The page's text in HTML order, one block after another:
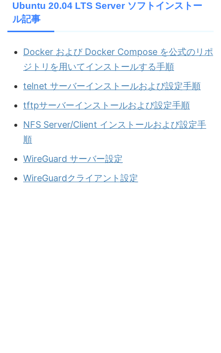
Ubuntu 20.04 LTS Server ソフトインストー
ル記事
Docker および Docker Compose を公式のリポ
ジトリを用いてインストールする手順
telnet サーバーインストールおよび設定手順
tftpサーバーインストールおよび設定手順
NFS Server/Client インストールおよび設定手
順
WireGuard サーバー設定
WireGuardクライアント設定